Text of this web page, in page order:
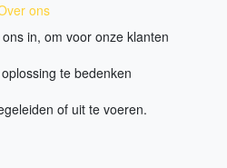
ons
in, om voor onze klanten
te bedenken
of uit te voeren.